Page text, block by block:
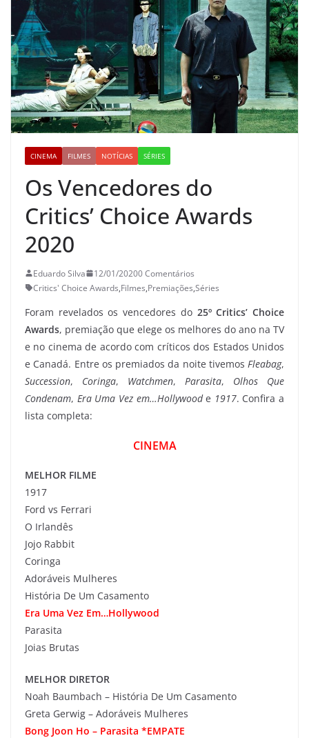
CINEMA FILMES NOTÍCIAS SÉRIES
Os Vencedores do
Critics’ Choice Awards
2020
Eduardo Silva 12/01/20200 Comentários
Critics' Choice Awards,Filmes,Premiações,Séries
Foram revelados os vencedores do 25º Critics’ Choice
Awards, premiação que elege os melhores do ano na TV
e no cinema de acordo com críticos dos Estados Unidos
e Canadá. Entre os premiados da noite tivemos Fleabag,
Succession, Coringa, Watchmen, Parasita, Olhos Que
Condenam, Era Uma Vez em…Hollywoode 1917. Confira a
lista completa:
CINEMA
MELHOR FILME
1917
Ford vs Ferrari
O Irlandês
Jojo Rabbit
Coringa
Adoráveis Mulheres
História De Um Casamento
Era Uma Vez Em…Hollywood
Parasita
Joias Brutas
MELHOR DIRETOR
Noah Baumbach – História De Um Casamento
Greta Gerwig – Adoráveis Mulheres
Bong Joon Ho – Parasita *EMPATE